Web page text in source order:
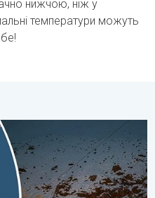
нижчою, ніж у
температури можуть
Сніг в Андах. . .